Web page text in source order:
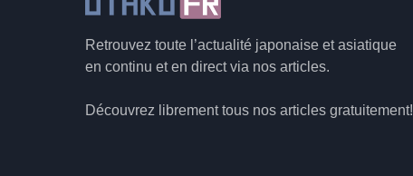
Retrouvez toute l’actualité japonaise et asiatique
en continu et en direct via nos articles.
Découvrez librement tous nos articles gratuitement!